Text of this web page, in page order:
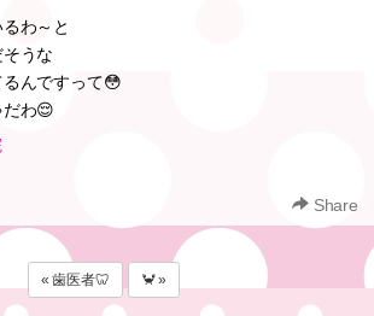
わ～と
うな
んですって😳
わ😌
Share
« 歯医者🦷 🦀 »